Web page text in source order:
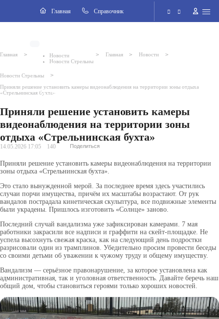
Главная Cправочник
Версия для слабовидящих
Поиск по сайту
Главная >
Новости
Новости Стрельны
> Главная > Новости >
Новости Стрельны >
Приняли решение установить камеры видеонаблюдения на территории зоны отдыха
«Стрельнинская бухта»
Приняли решение установить камеры
видеонаблюдения на территории зоны
отдыха «Стрельнинская бухта»
14.05.2026 17:05 140 Поделиться
Приняли решение установить камеры видеонаблюдения на территории
зоны отдыха «Стрельнинская бухта».
Это стало вынужденной мерой. За последнее время здесь участились
случаи порчи имущества, причём их масштабы возрастают. От рук
вандалов пострадала кинетическая скульптура, все подвижные элементы
были украдены. Пришлось изготовить «Солнце» заново.
Последний случай вандализма уже зафиксирован камерами. 7 мая
работники закрасили все надписи и граффити на скейт-площадке. Не
успела высохнуть свежая краска, как на следующий день подростки
разрисовали один из трамплинов. Убедительно просим провести беседы
со своими детьми об уважении к чужому труду и общему имуществу.
Вандализм — серьёзное правонарушение, за которое установлена как
административная, так и уголовная ответственность. Давайте беречь наш
общий дом, чтобы становиться героями только хороших новостей.